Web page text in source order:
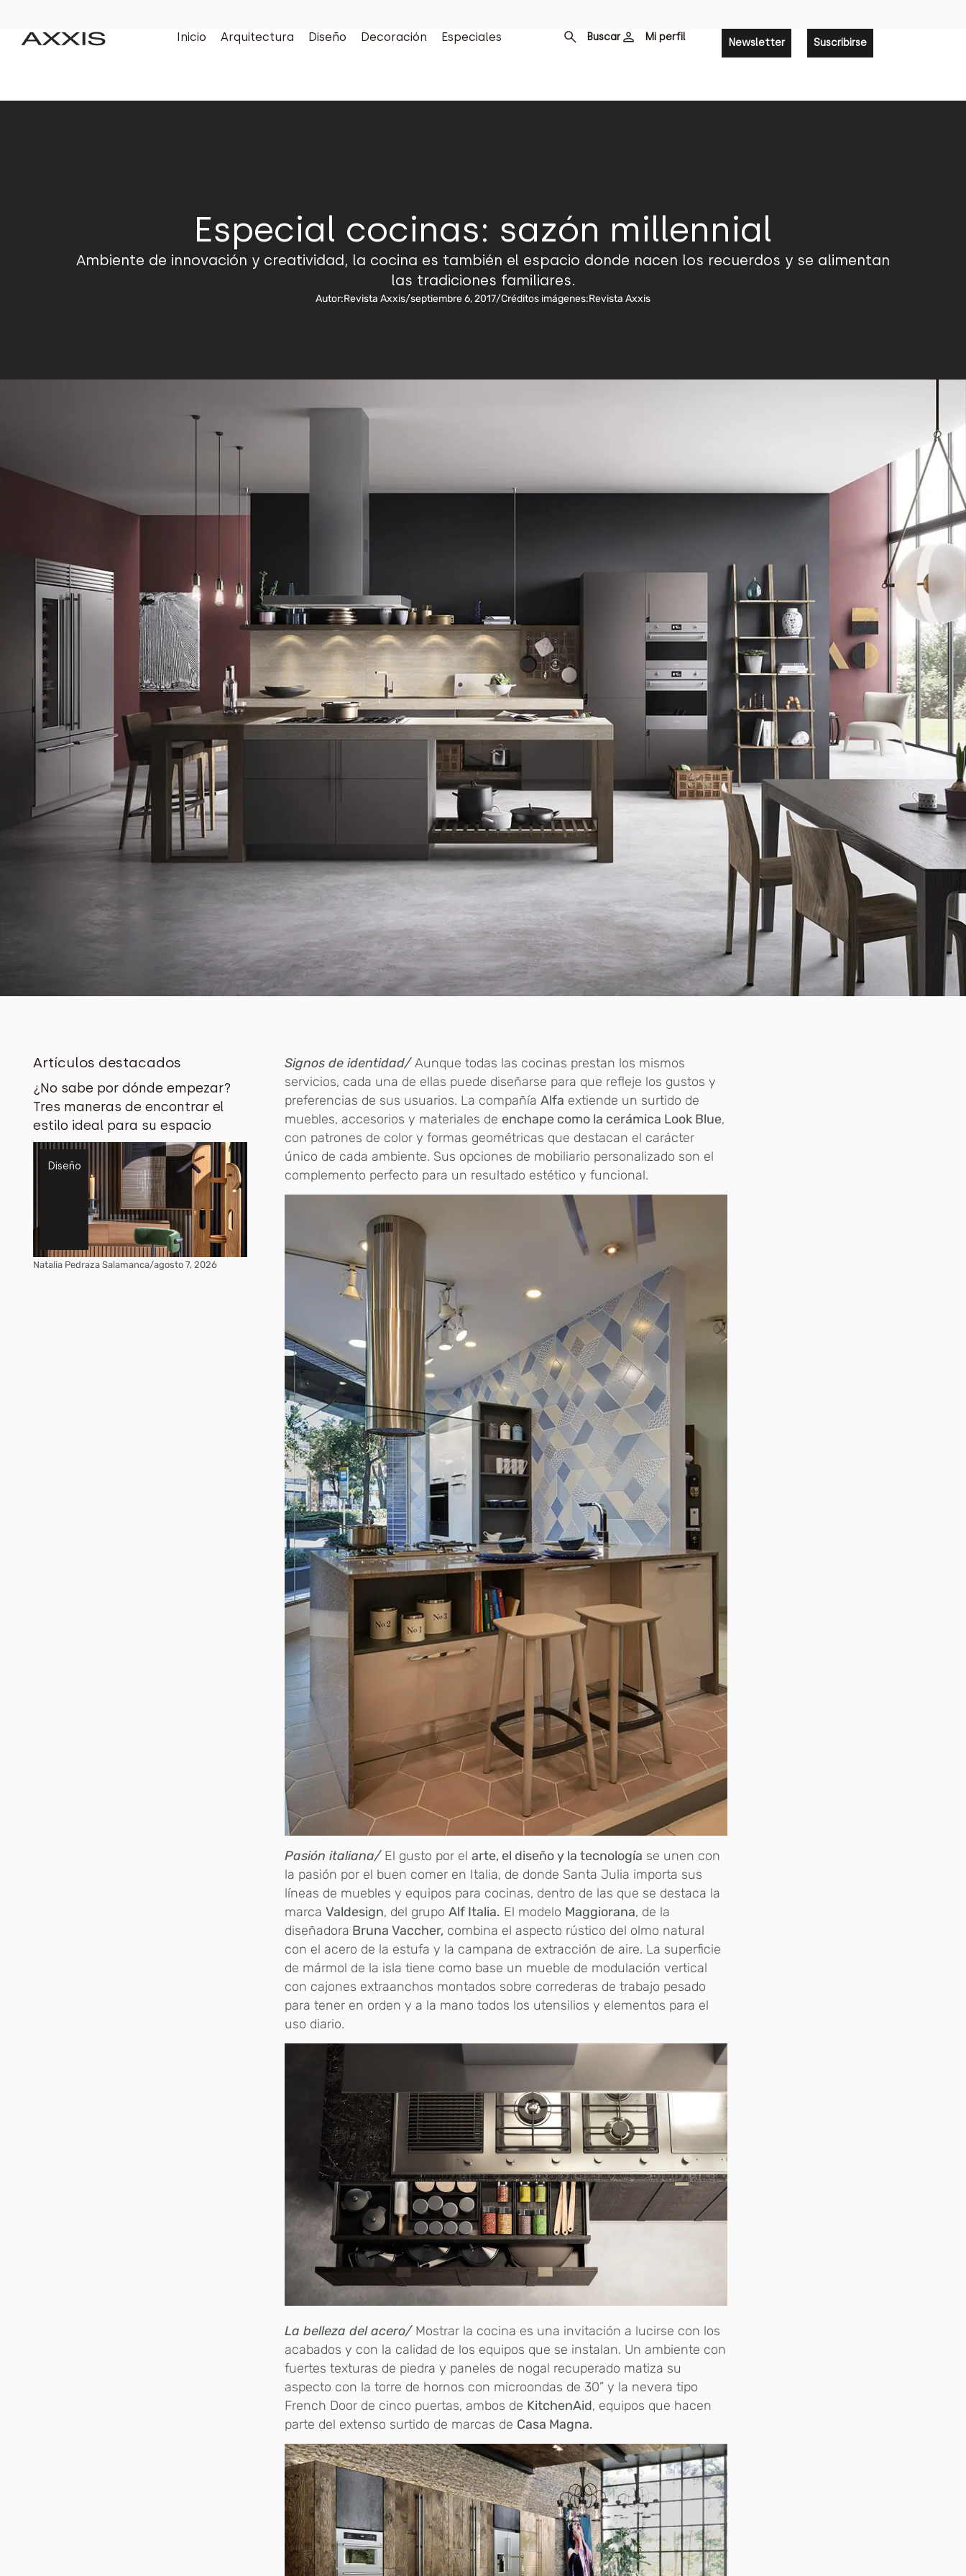
Inicio Arquitectura Diseño Decoración Especiales Buscar Mi perfil Newsletter Suscribirse
Especial cocinas: sazón millennial
Ambiente de innovación y creatividad, la cocina es también el espacio donde nacen los recuerdos y se alimentan
las tradiciones familiares.
Autor:Revista Axxis/septiembre 6, 2017/Créditos imágenes:Revista Axxis
Artículos destacados
¿No sabe por dónde empezar?
Tres maneras de encontrar el
estilo ideal para su espacio
Diseño
Natalia Pedraza Salamanca/agosto 7, 2026
Signos de identidad/ Aunque todas las cocinas prestan los mismos
servicios, cada una de ellas puede diseñarse para que refleje los gustos y
preferencias de sus usuarios. La compañíaAlfa extiende un surtido de
muebles, accesorios y materiales de enchape como la cerámica Look Blue,
con patrones de color y formas geométricas que destacan el carácter
único de cada ambiente. Sus opciones de mobiliario personalizado son el
complemento perfecto para un resultado estético y funcional.
Pasión italiana/ El gusto por elarte, el diseño y la tecnología se unen con
la pasión por el buen comer en Italia, de donde Santa Julia importa sus
líneas de muebles y equipos para cocinas, dentro de las que se destaca la
marcaValdesign, del grupoAlf Italia. El modelo Maggiorana, de la
diseñadora Bruna Vaccher, combina el aspecto rústico del olmo natural
con el acero de la estufa y la campana de extracción de aire. La superficie
de mármol de la isla tiene como base un mueble de modulación vertical
con cajones extraanchos montados sobre correderas de trabajo pesado
para tener en orden y a la mano todos los utensilios y elementos para el
uso diario.
La belleza del acero/ Mostrar la cocina es una invitación a lucirse con los
acabados y con la calidad de los equipos que se instalan. Un ambiente con
fuertes texturas de piedra y paneles de nogal recuperado matiza su
aspecto con la torre de hornos con microondas de 30” y la nevera tipo
French Door de cinco puertas, ambos de KitchenAid, equipos que hacen
parte del extenso surtido de marcas de Casa Magna.